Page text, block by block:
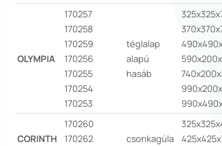
OLYMPIA
170257
170258
170259
170256
170255
170254
170253
téglalap
alapú
hasáb
CORINTH
170260
170262
csonkagúla